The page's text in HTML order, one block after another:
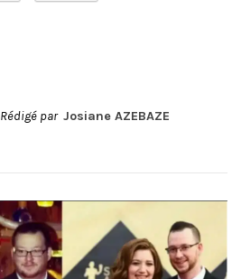
Rédigé par Josiane AZEBAZE